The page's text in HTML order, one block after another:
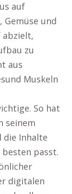
auf
und
abzielt,
zu
aus
Muskeln
So hat
seinem
die Inhalte
passt.
digitalen